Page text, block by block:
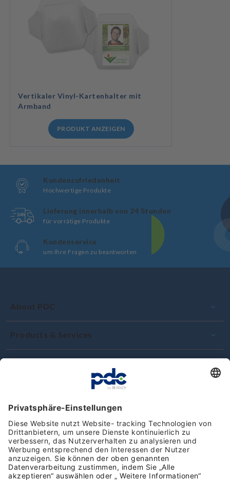
Vertikaler Vinyl-Kartenhalter mit
Armband
PRODUKT ANZEIGEN
Kundenzufriedenheit
Hochwertige Produkte
Lieferung innerhalb von 24 Stunden
für vorrätige Produkte
Kundenservice
um Ihre Fragen zu beantworten
About PDC
Products & Services
Engagement und Qualität
Kundenbewertungen